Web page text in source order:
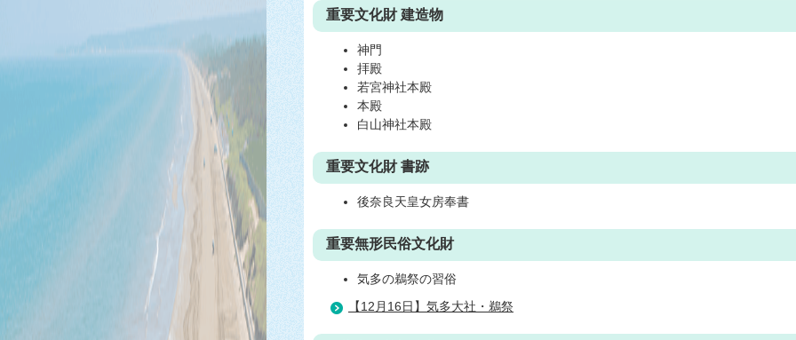
重要文化財 建造物
神門
拝殿
若宮神社本殿
本殿
白山神社本殿
重要文化財 書跡
後奈良天皇女房奉書
重要無形民俗文化財
気多の鵜祭の習俗
【12月16日】気多大社・鵜祭